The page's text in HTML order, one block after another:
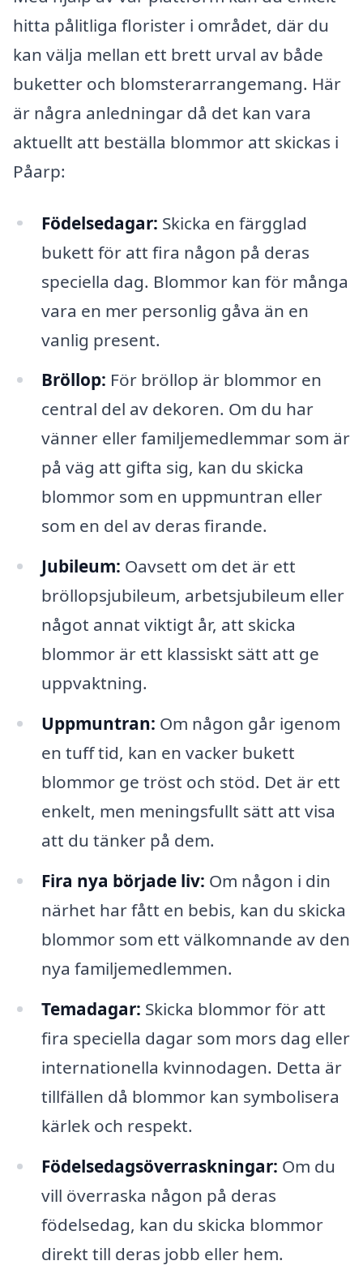
hitta pålitliga florister i området, där du
kan välja mellan ett brett urval av både
buketter och blomsterarrangemang. Här
är några anledningar då det kan vara
aktuellt att beställa blommor att skickas i
Påarp:
Födelsedagar: Skicka en färgglad
bukett för att fira någon på deras
speciella dag. Blommor kan för många
vara en mer personlig gåva än en
vanlig present.
Bröllop: För bröllop är blommor en
central del av dekoren. Om du har
vänner eller familjemedlemmar som är
på väg att gifta sig, kan du skicka
blommor som en uppmuntran eller
som en del av deras firande.
Jubileum: Oavsett om det är ett
bröllopsjubileum, arbetsjubileum eller
något annat viktigt år, att skicka
blommor är ett klassiskt sätt att ge
uppvaktning.
Uppmuntran: Om någon går igenom
en tuff tid, kan en vacker bukett
blommor ge tröst och stöd. Det är ett
enkelt, men meningsfullt sätt att visa
att du tänker på dem.
Fira nya började liv: Om någon i din
närhet har fått en bebis, kan du skicka
blommor som ett välkomnande av den
nya familjemedlemmen.
Temadagar: Skicka blommor för att
fira speciella dagar som mors dag eller
internationella kvinnodagen. Detta är
tillfällen då blommor kan symbolisera
kärlek och respekt.
Födelsedagsöverraskningar: Om du
vill överraska någon på deras
födelsedag, kan du skicka blommor
direkt till deras jobb eller hem.